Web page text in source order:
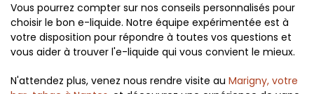
Vous pourrez compter sur nos conseils personnalisés pour
choisir le bon e-liquide. Notre équipe expérimentée est à
votre disposition pour répondre à toutes vos questions et
vous aider à trouver l'e-liquide qui vous convient le mieux.
N'attendez plus, venez nous rendre visite au Marigny, votre